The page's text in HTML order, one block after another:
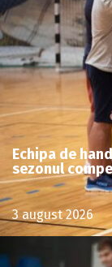
Echipa de
sezonul
3 august 2026